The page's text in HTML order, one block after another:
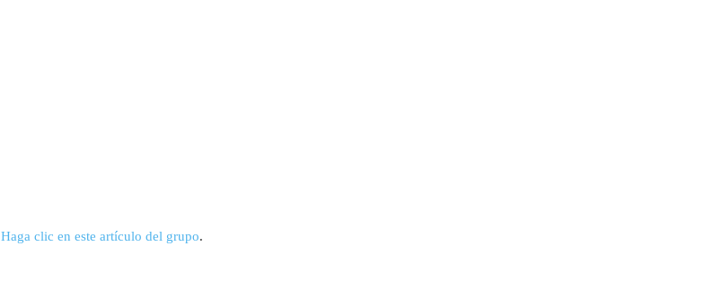
Haga clic en este artículo del grupo.